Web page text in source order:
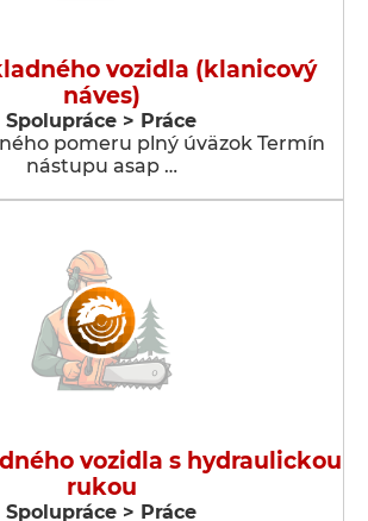
vozidla (klanicový
náves)
Spolupráce > Práce
pomeru plný úväzok Termín
nástupu asap …
vozidla s hydraulickou
rukou
Spolupráce > Práce